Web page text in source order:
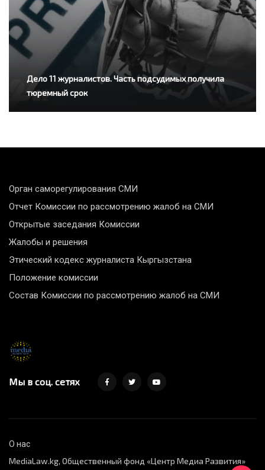
Дело 11 журналистов. Часть подсудимых получила
тюремный срок
Орган саморегулирования СМИ
Отчет Комиссии по рассмотрению жалоб на СМИ
Открытые заседания Комиссии
Жалобы и решения
Этический кодекс журналиста Кыргызстана
Положение комиссии
Состав Комиссии по рассмотрению жалоб на СМИ
Мы в соц. сетях
О нас
MediaLaw.kg, Общественный фонд «Центр Медиа Развития»